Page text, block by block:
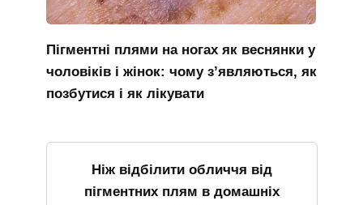
Пігментні плями на ногах як веснянки у
чоловіків і жінок: чому з’являються, як
позбутися і як лікувати
Ніж відбілити обличчя від
пігментних плям в домашніх